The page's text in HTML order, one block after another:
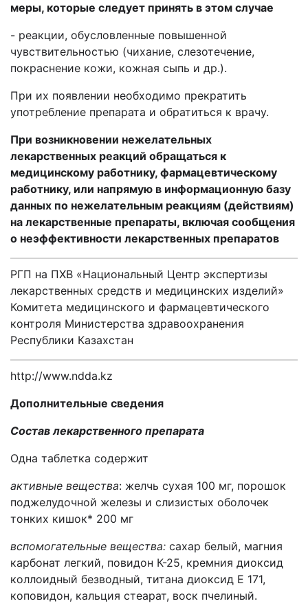
меры, которые следует принять в этом случае
- реакции, обусловленные повышенной
чувствительностью (чихание, слезотечение,
покраснение кожи, кожная сыпь и др.).
При их появлении необходимо прекратить
употребление препарата и обратиться к врачу.
При возникновении нежелательных
лекарственных реакций обращаться к
медицинскому работнику, фармацевтическому
работнику, или напрямую в информационную базу
данных по нежелательным реакциям (действиям)
на лекарственные препараты, включая сообщения
о неэффективности лекарственных препаратов
РГП на ПХВ «Национальный Центр экспертизы
лекарственных средств и медицинских изделий»
Комитета медицинского и фармацевтического
контроля Министерства здравоохранения
Республики Казахстан
http://www.ndda.kz
Дополнительные сведения
Состав лекарственного препарата
Одна таблетка содержит
активные вещества: желчь сухая 100 мг, порошок
поджелудочной железы и слизистых оболочек
тонких кишок* 200 мг
вспомогательные вещества: сахар белый, магния
карбонат легкий, повидон К-25, кремния диоксид
коллоидный безводный, титана диоксид Е 171,
коповидон, кальция стеарат, воск пчелиный.